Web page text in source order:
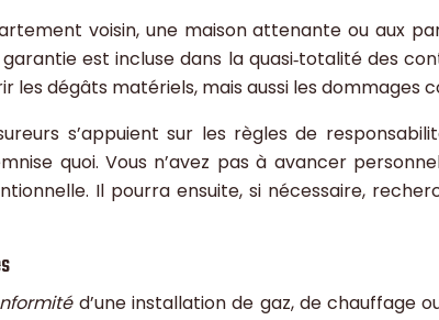
voisin, une maison attenante ou aux
est incluse dans la quasi‑totalité des
les dégâts matériels, mais aussi les dommages
s’appuient sur les règles de
quoi. Vous n’avez pas à avancer
Il pourra ensuite, si nécessaire,
d’une installation de gaz, de chauffage